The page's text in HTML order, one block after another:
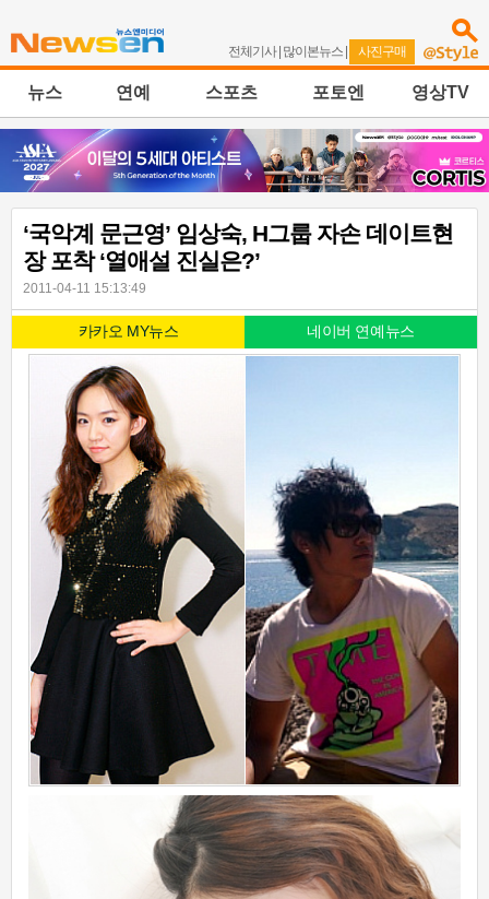
전체기사| 많이본뉴스 | 사진구매
뉴스 연예 스포츠 포토엔 영상TV
‘국악계 문근영’ 임상숙, H그룹 자손 데이트현
장 포착 ‘열애설 진실은?’
2011-04-11 15:13:49
카카오 MY뉴스 네이버 연예뉴스